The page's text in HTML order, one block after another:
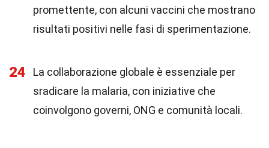
promettente, con alcuni vaccini che mostrano
risultati positivi nelle fasi di sperimentazione.
24
La collaborazione globale è essenziale per
sradicare la malaria, con iniziative che
coinvolgono governi, ONG e comunità locali.